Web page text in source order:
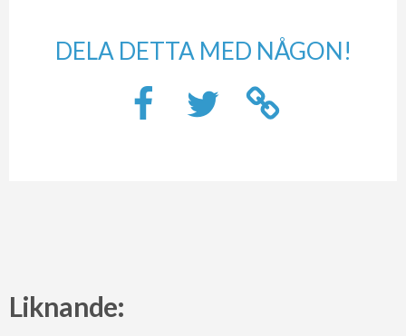
DELA DETTA MED NÅGON!
Liknande: